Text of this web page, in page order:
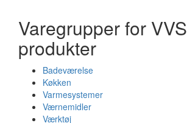
Varegrupper for VVS
produkter
Badeværelse
Køkken
Varmesystemer
Værnemidler
Værktøj